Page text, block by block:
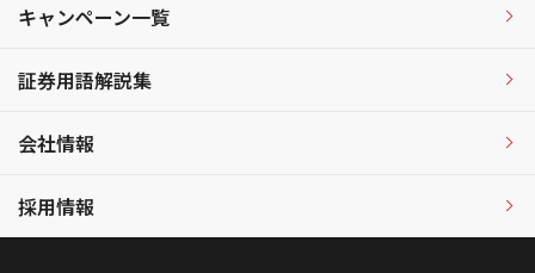
キャンペーン一覧
証券用語解説集
会社情報
採用情報